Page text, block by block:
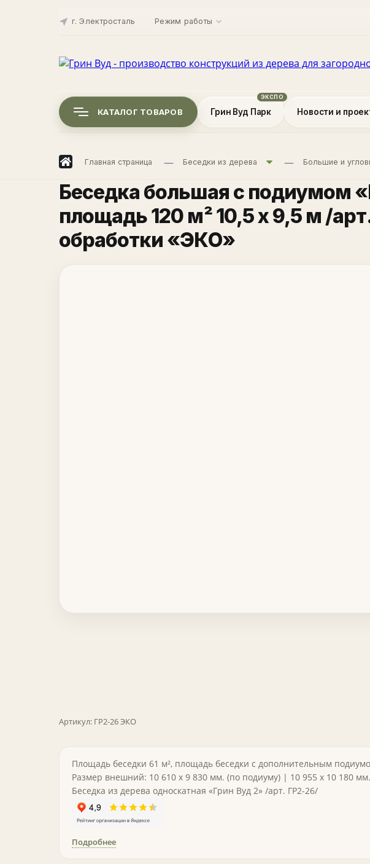
г. Электросталь Режим работы
КАТАЛОГ ТОВАРОВ Грин Вуд Парк Новости и
Главная страница Беседки из дерева Большие и
Беседка большая с подиумом
площадь 120 м² 10,5 х 9,5 м /
обработки «ЭКО»
Артикул: ГР2-26 ЭКО
Площадь беседки 61 м², площадь беседки с дополнительным
Размер внешний: 10 610 х 9 830 мм. (по подиуму) | 10 955 х 10 180
Беседка из дерева односкатная «Грин Вуд 2» /арт. ГР2-26/
Подробнее